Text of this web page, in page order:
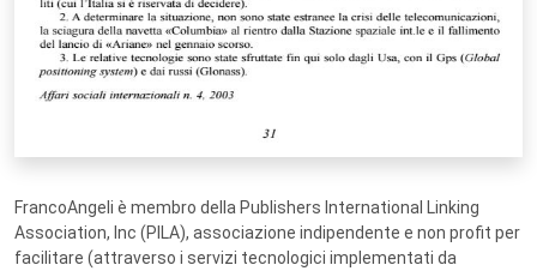
FrancoAngeli è membro della Publishers International Linking
Association, Inc (PILA), associazione indipendente e non profit per
facilitare (attraverso i servizi tecnologici implementati da